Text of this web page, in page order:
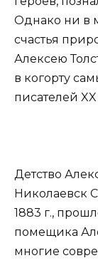
Однако ни в
счастья
Алексею
в когорту
писателей XX
Детство
Николаевск
1883 г.,
помещика
многие